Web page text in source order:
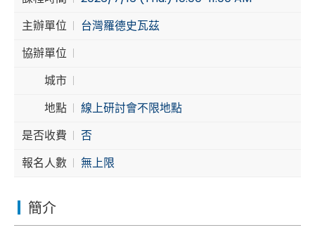
主辦單位
台灣羅德史瓦茲
協辦單位
城市
地點
線上研討會不限地點
是否收費
否
報名人數
無上限
簡介